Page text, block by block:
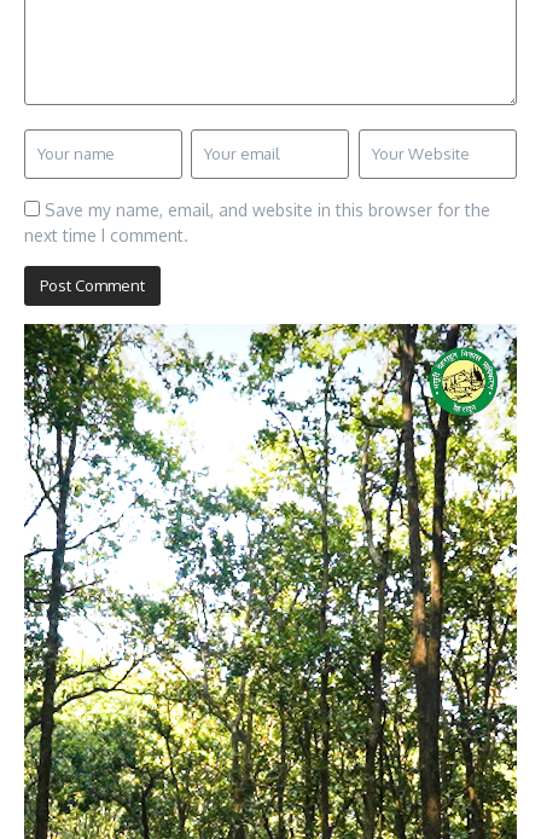
Save my name, email, and website in this browser for the
next time I comment.